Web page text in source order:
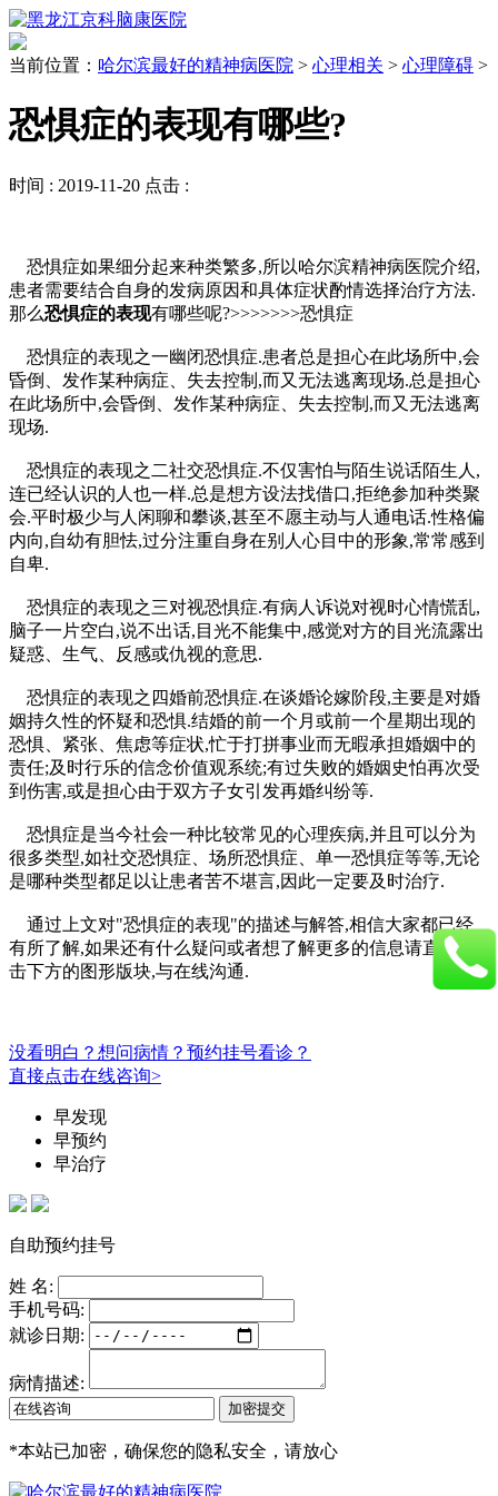
当前位置： 哈尔滨最好的精神病医院 > 心理相关 > 心理障碍 >
恐惧症的表现有哪些?
时间 : 2019-11-20 点击 :
恐惧症如果细分起来种类繁多,所以哈尔滨精神病医院介绍,
患者需要结合自身的发病原因和具体症状酌情选择治疗方法.
那么恐惧症的表现有哪些呢?>>>>>>>恐惧症
恐惧症的表现之一幽闭恐惧症.患者总是担心在此场所中,会
昏倒、发作某种病症、失去控制,而又无法逃离现场.总是担心
在此场所中,会昏倒、发作某种病症、失去控制,而又无法逃离
现场.
恐惧症的表现之二社交恐惧症.不仅害怕与陌生说话陌生人,
连已经认识的人也一样.总是想方设法找借口,拒绝参加种类聚
会.平时极少与人闲聊和攀谈,甚至不愿主动与人通电话.性格偏
内向,自幼有胆怯,过分注重自身在别人心目中的形象,常常感到
自卑.
恐惧症的表现之三对视恐惧症.有病人诉说对视时心情慌乱,
脑子一片空白,说不出话,目光不能集中,感觉对方的目光流露出
疑惑、生气、反感或仇视的意思.
恐惧症的表现之四婚前恐惧症.在谈婚论嫁阶段,主要是对婚
姻持久性的怀疑和恐惧.结婚的前一个月或前一个星期出现的
恐惧、紧张、焦虑等症状,忙于打拼事业而无暇承担婚姻中的
责任;及时行乐的信念价值观系统;有过失败的婚姻史怕再次受
到伤害,或是担心由于双方子女引发再婚纠纷等.
恐惧症是当今社会一种比较常见的心理疾病,并且可以分为
很多类型,如社交恐惧症、场所恐惧症、单一恐惧症等等,无论
是哪种类型都足以让患者苦不堪言,因此一定要及时治疗.
通过上文对"恐惧症的表现"的描述与解答,相信大家都已经
有所了解,如果还有什么疑问或者想了解更多的信息请直接点
击下方的图形版块,与在线沟通.
没看明白？想问病情？预约挂号看诊？
直接点击在线咨询>
早发现
早预约
早治疗
自助预约挂号
姓 名:
手机号码:
就诊日期:
病情描述:
*本站已加密，确保您的隐私安全，请放心